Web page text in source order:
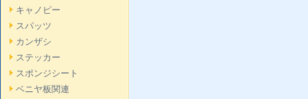
キャノピー
スパッツ
カンザシ
ステッカー
スポンジシート
ベニヤ板関連